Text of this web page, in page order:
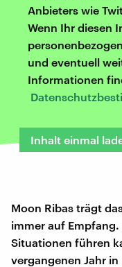
Anbieters wie
Wenn Ihr diesen
und eventuell
Informationen
Inhalt einmal
Moon Ribas trägt
immer auf
Situationen führen
vergangenen Jahr in